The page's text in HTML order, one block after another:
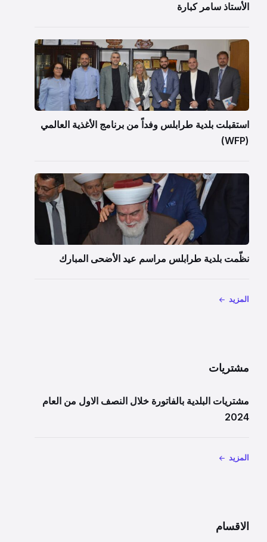
الأستاذ سامر كبارة
استقبلت بلدية طرابلس وفداً من برنامج الأغذية العالمي
(WFP)
نظّمت بلدية طرابلس مراسم عيد الأضحى المبارك
المزيد
مشتريات
مشتريات البلدية بالفاتورة خلال النصف الاول من العام
2024
المزيد
الاقسام